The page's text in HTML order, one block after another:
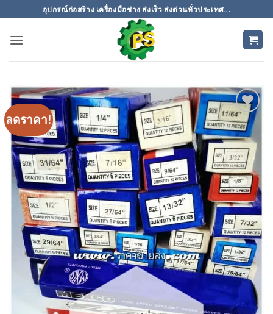
ไป
อุปกรณ์ก่อสร้าง เครื่องมือช่าง ส่งเร็ว ส่งด่วนทั่วประเทศ...
ลดราคา!
เพิ่มเข้า
ใน
รายการ
ที่
ติดตาม